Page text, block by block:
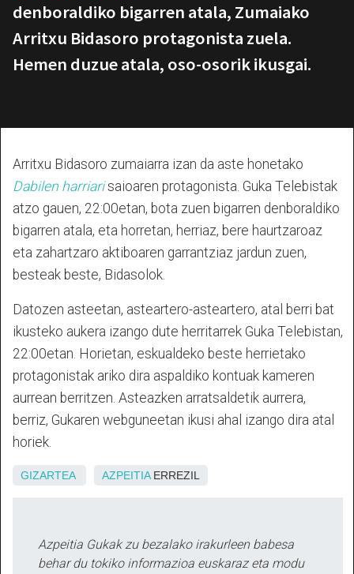
denboraldiko bigarren atala, Zumaiako
Arritxu Bidasoro protagonista zuela.
Hemen duzue atala, oso-osorik ikusgai.
Arritxu Bidasoro zumaiarra izan da aste honetako
Dabilen harriari saioaren protagonista. Guka Telebistak
atzo gauen, 22:00etan, bota zuen bigarren denboraldiko
bigarren atala, eta horretan, herriaz, bere haurtzaroaz
eta zahartzaro aktiboaren garrantziaz jardun zuen,
besteak beste, Bidasolok.
Datozen asteetan, asteartero-asteartero, atal berri bat
ikusteko aukera izango dute herritarrek Guka Telebistan,
22:00etan. Horietan, eskualdeko beste herrietako
protagonistak ariko dira aspaldiko kontuak kameren
aurrean berritzen. Asteazken arratsaldetik aurrera,
berriz, Gukaren webguneetan ikusi ahal izango dira atal
horiek.
GIZARTEA AZPEITIAERREZIL
Azpeitia Gukak zu bezalako irakurleen babesa
behar du tokiko informazioa euskaraz eta modu